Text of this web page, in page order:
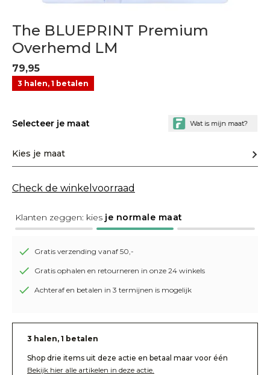
The BLUEPRINT Premium
Overhemd LM
79,95
3 halen, 1 betalen
Selecteer je maat
Kies je maat
Check de winkelvoorraad
Klanten zeggen: kies je normale maat
Gratis verzending vanaf 50,-
Gratis ophalen en retourneren in onze 24 winkels
Achteraf en betalen in 3 termijnen is mogelijk
3 halen, 1 betalen
Shop drie items uit deze actie en betaal maar voor één
Bekijk hier alle artikelen in deze actie.